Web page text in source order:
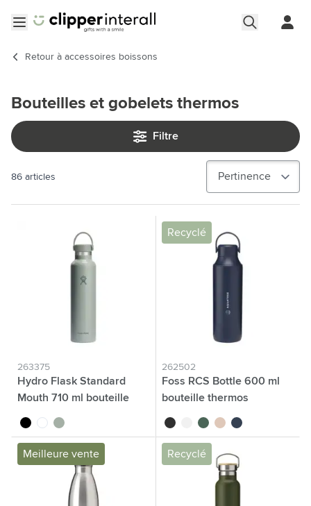
Retour à accessoires boissons
Bouteilles et gobelets thermos
Filtre
86 articles
263375
Hydro Flask Standard
Mouth 710 ml bouteille
noir blancvert/gris
Recyclé
262502
Foss RCS Bottle 600 ml
bouteille thermos
noir blancvert beigebleu
Meilleure vente Recyclé